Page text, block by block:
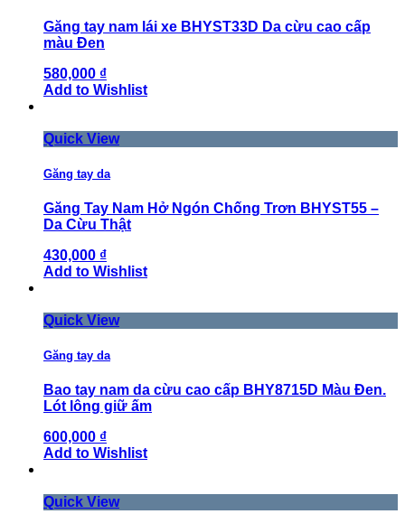
Găng tay nam lái xe BHYST33D Da cừu cao cấp
màu Đen
580,000 ₫
Add to Wishlist
Quick View
Găng tay da
Găng Tay Nam Hở Ngón Chống Trơn BHYST55 –
Da Cừu Thật
430,000 ₫
Add to Wishlist
Quick View
Găng tay da
Bao tay nam da cừu cao cấp BHY8715D Màu Đen.
Lót lông giữ ấm
600,000 ₫
Add to Wishlist
Quick View